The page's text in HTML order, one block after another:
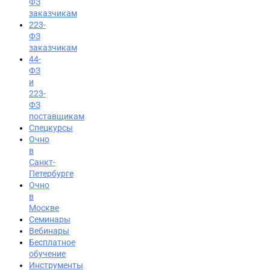
Вход на портал
8 (800) 200-24-26
заказчикам
223-
ФЗ
заказчикам
44-
ФЗ
и
223-
ФЗ
поставщикам
Спецкурсы
Очно
в
Санкт-
Петербурге
Очно
в
Москве
Семинары
Вебинары
Бесплатное
обучение
Инструменты